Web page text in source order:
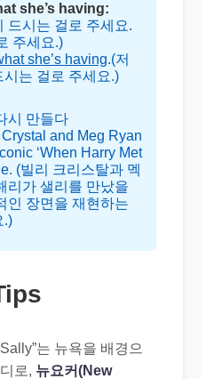
she’s having:
드시는 걸로 주세요.
주세요.)
she’s having.(저
시는 걸로 주세요.)
시 만들다
and Meg Ryan
Iconic ‘When Harry Met
(빌리 크리스탈과 멕
리가 샐리를 만났을
인 장면을 재현하는
.)
는 뉴욕을 배경으
로, 뉴요커(New